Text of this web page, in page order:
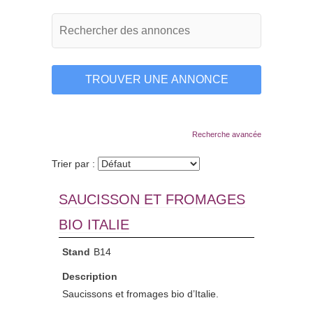
Recherche avancée
Trier par :
SAUCISSON ET FROMAGES
BIO ITALIE
Stand B14
Description
Saucissons et fromages bio d’Italie.